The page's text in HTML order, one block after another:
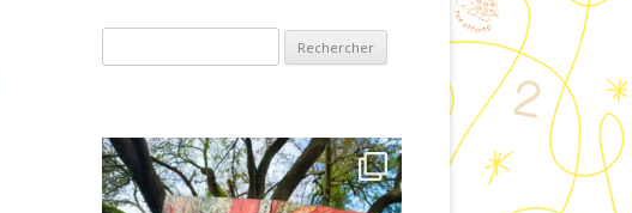
ET VISUELLES
DANS LA LECTURE
NOMBRES ET QUANTITÉS